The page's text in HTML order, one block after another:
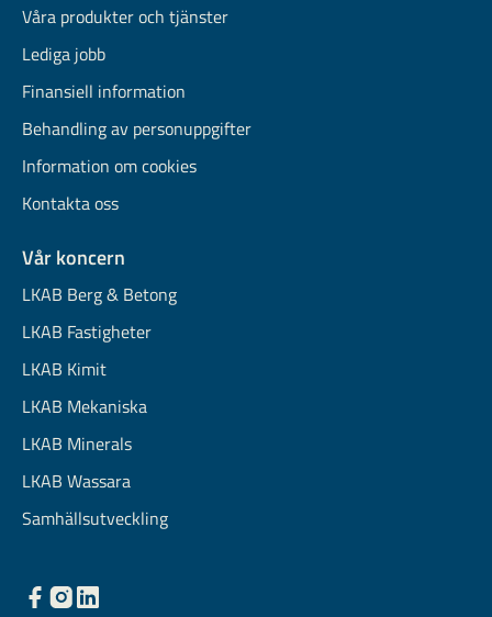
Våra produkter och tjänster
Lediga jobb
Finansiell information
Behandling av personuppgifter
Information om cookies
Kontakta oss
Vår koncern
LKAB Berg & Betong
LKAB Fastigheter
LKAB Kimit
LKAB Mekaniska
LKAB Minerals
LKAB Wassara
Samhällsutveckling